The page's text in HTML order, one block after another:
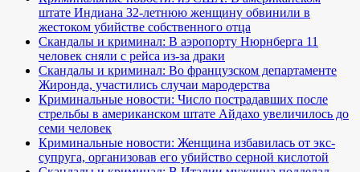
штате Индиана 32-летнюю женщину обвинили в
жестоком убийстве собственного отца
Скандалы и криминал: В аэропорту Нюрнберга 11
человек сняли с рейса из-за драки
Скандалы и криминал: Во французском департаменте
Жиронда, участились случаи мародерства
Криминальные новости: Число пострадавших после
стрельбы в американском штате Айдахо увеличилось до
семи человек
Криминальные новости: Женщина избавилась от экс-
супруга, организовав его убийство серной кислотой